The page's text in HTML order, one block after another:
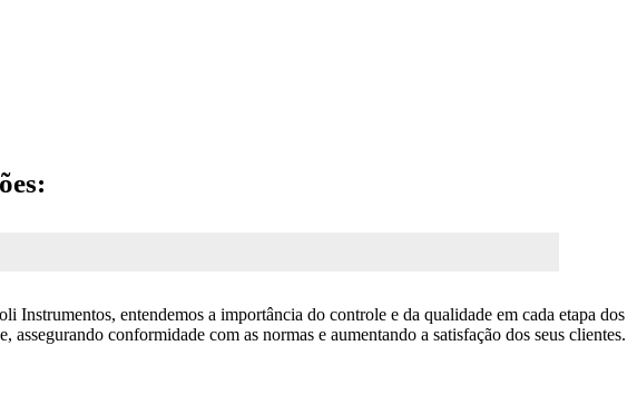
Instrumentos, entendemos a importância do controle e da qualidade em cada etapa dos
conformidade com as normas e aumentando a satisfação dos seus clientes.